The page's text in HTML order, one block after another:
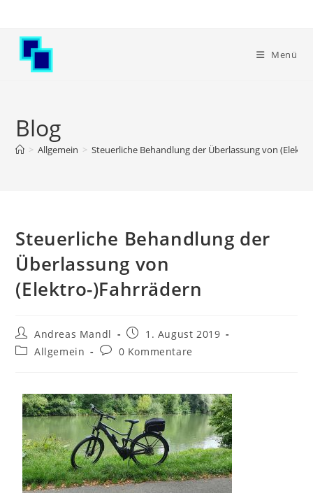
Menü
Blog
> Allgemein > Steuerliche Behandlung der Überlassung von
Steuerliche Behandlung der
Überlassung von
(Elektro-)Fahrrädern
Andreas Mandl
1. August 2019
Allgemein
0 Kommentare